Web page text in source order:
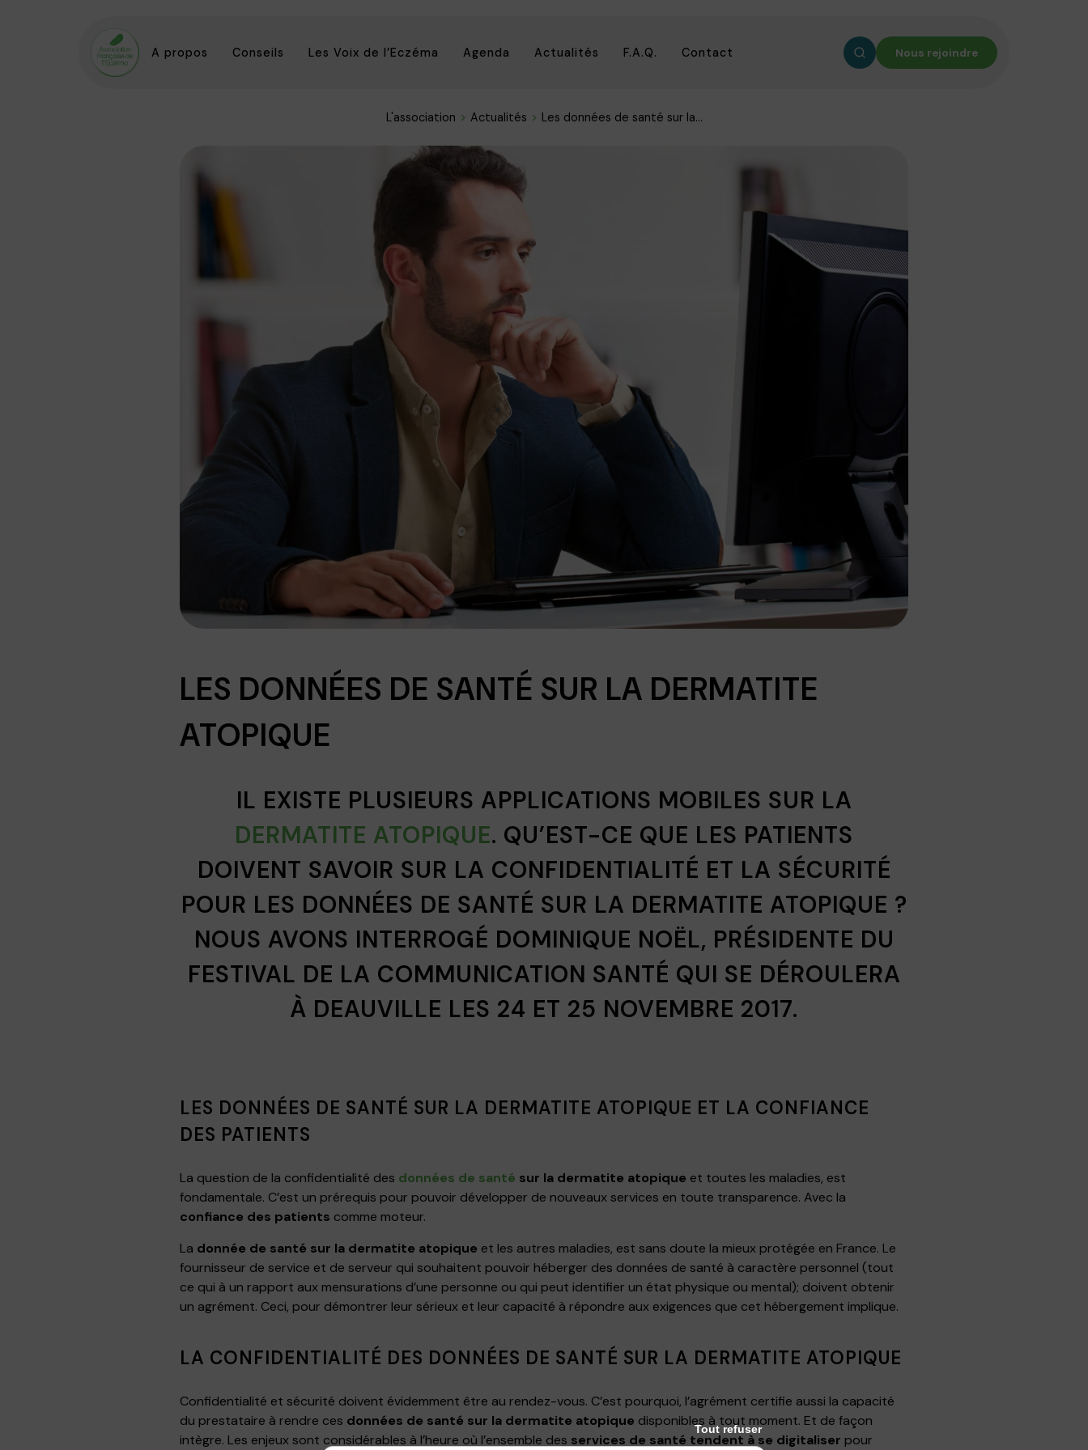
A propos Conseils Les Voix de l’Eczéma Agenda Actualités F.A.Q. Contact Nous rejoindre
L'association Actualités Les données de santé sur la...
LES DONNÉES DE SANTÉ SUR LA DERMATITE
ATOPIQUE
IL EXISTE PLUSIEURS APPLICATIONS MOBILES SUR LA
DERMATITE ATOPIQUE. QU’EST-CE QUE LES PATIENTS
DOIVENT SAVOIR SUR LA CONFIDENTIALITÉ ET LA SÉCURITÉ
POUR LES DONNÉES DE SANTÉ SUR LA DERMATITE ATOPIQUE ?
NOUS AVONS INTERROGÉ DOMINIQUE NOËL, PRÉSIDENTE DU
FESTIVAL DE LA COMMUNICATION SANTÉ QUI SE DÉROULERA
À DEAUVILLE LES 24 ET 25 NOVEMBRE 2017.
LES DONNÉES DE SANTÉ SUR LA DERMATITE ATOPIQUE ET LA CONFIANCE
DES PATIENTS
La question de la confidentialité des données de santé sur la dermatite atopique et toutes les maladies, est
fondamentale. C’est un prérequis pour pouvoir développer de nouveaux services en toute transparence. Avec la
confiance des patients comme moteur.
La donnée de santé sur la dermatite atopique et les autres maladies, est sans doute la mieux protégée en France. Le
fournisseur de service et de serveur qui souhaitent pouvoir héberger des données de santé à caractère personnel (tout
ce qui à un rapport aux mensurations d’une personne ou qui peut identifier un état physique ou mental); doivent obtenir
un agrément. Ceci, pour démontrer leur sérieux et leur capacité à répondre aux exigences que cet hébergement implique.
LA CONFIDENTIALITÉ DES DONNÉES DE SANTÉ SUR LA DERMATITE ATOPIQUE
Confidentialité et sécurité doivent évidemment être au rendez-vous. C’est pourquoi, l’agrément certifie aussi la capacité
du prestataire à rendre ces données de santé sur la dermatite atopique disponibles à tout moment. Et de façon
intègre. Les enjeux sont considérables à l’heure où l’ensemble des services de santé tendent à se digitaliser pour
Tout refuser